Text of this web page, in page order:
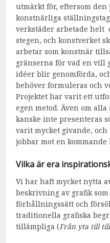
utmärkt för, eftersom den
konstnärliga
verkstäder arbetade helt
stegen, och konstverket
arbetar som konstnär
gränserna för vad en vill
idéer blir genomförda,
behöver formuleras och
Projektet har varit ett
egen metod. Även om
kanske inte presenteras
varit mycket givande,
jobbar mot en kommande
Vilka är era
Vi har haft mycket nytta
beskrivning av grafik
förhållningssätt och
traditionella grafiska
tillämpliga (Från yta till